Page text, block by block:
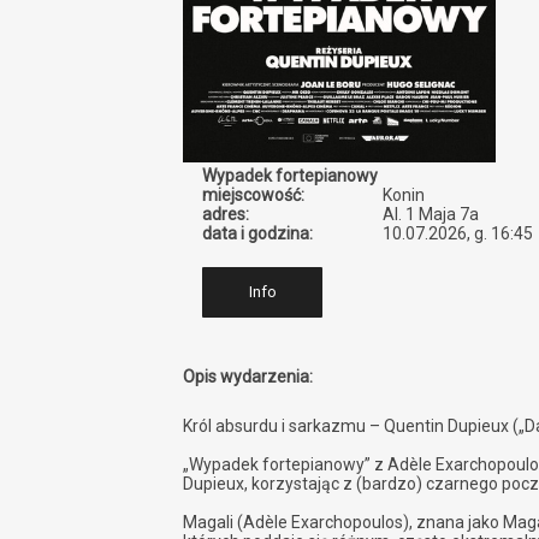
Wypadek fortepianowy
miejscowość:
Konin
adres:
Al. 1 Maja 7a
data i godzina:
10.07.2026, g. 16:45
Info
Opis wydarzenia:
Król absurdu i sarkazmu – Quentin Dupieux
„Wypadek fortepianowy” z Adèle
Dupieux, korzystając z (bardzo) czarnego
Magali (Adèle Exarchopoulos), znana jako